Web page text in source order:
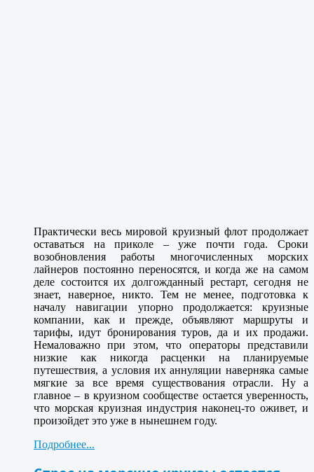
Практически весь мировой круизный флот продолжает
оставаться на приколе – уже почти года. Сроки
возобновления работы многочисленных морских
лайнеров постоянно переносятся, и когда же на самом
деле состоится их долгожданный рестарт, сегодня не
знает, наверное, никто. Тем не менее, подготовка к
началу навигации упорно продолжается: круизные
компании, как и прежде, объявляют маршруты и
тарифы, идут бронирования туров, да и их продажи.
Немаловажно при этом, что операторы представили
низкие как никогда расценки на планируемые
путешествия, а условия их аннуляции наверняка самые
мягкие за все время существования отрасли. Ну а
главное – в круизном сообществе остается уверенность,
что морская круизная индустрия наконец-то оживет, и
произойдет это уже в нынешнем году.
Подробнее...